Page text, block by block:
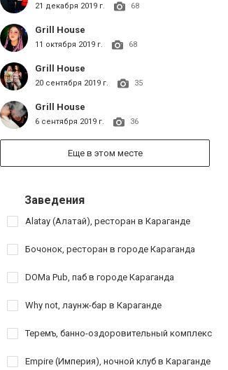
21 декабря 2019 г. 68
Grill House
11 октября 2019 г. 68
Grill House
20 сентября 2019 г. 35
Grill House
6 сентября 2019 г. 36
Еще в этом месте
Заведения
Alatay (Алатай), ресторан в Караганде
Бочонок, ресторан в городе Караганда
DOMa Pub, паб в городе Караганда
Why not, лаунж-бар в Караганде
Теремъ, банно-оздоровительный комплекс
Empire (Империя), ночной клуб в Караганде